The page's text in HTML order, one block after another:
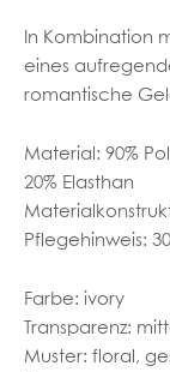
In Kombination
eines
romantische
Material: 90%
20% Elasthan
Pflegehinweis:
Farbe: ivory
Transparenz:
Muster: floral,